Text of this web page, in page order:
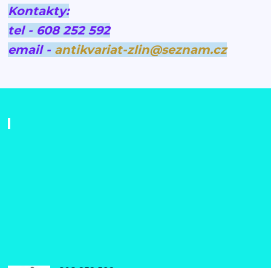
Kontakty:
tel - 608 252 592
email - antikvariat-zlin@seznam.cz